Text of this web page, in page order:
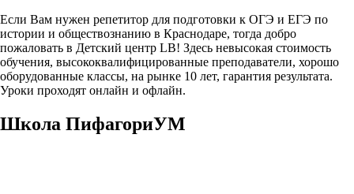
Если Вам нужен репетитор для подготовки к ОГЭ и ЕГЭ по
истории и обществознанию в Краснодаре, тогда добро
пожаловать в Детский центр LB! Здесь невысокая стоимость
обучения, высококвалифицированные преподаватели, хорошо
оборудованные классы, на рынке 10 лет, гарантия результата.
Уроки проходят онлайн и офлайн.
Школа ПифагориУМ